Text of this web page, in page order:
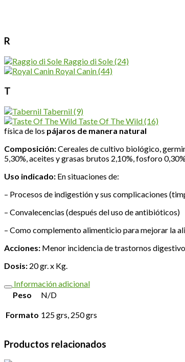
R
Raggio di Sole(24)
Royal Canin(44)
T
Tabernil(9)
Taste Of The Wild(16)
física de los pájaros de manera natural
Composición:Cereales de cultivo biológico,
5,30%, aceites y grasas brutos 2,10%, fosforo
Uso indicado: En situaciones de:
– Procesos de indigestión y sus complicaciones
– Convalecencias (después del uso de antibióticos)
– Como complemento alimenticio para mejorar la
Acciones: Menor incidencia de trastornos
Dosis: 20 gr. x Kg.
Información adicional
Peso
N/D
Formato 125 grs, 250 grs
Productos relacionados